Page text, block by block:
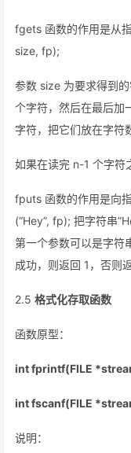
fgets 函数的作用是从
size, fp);
参数 size 为要求得到
个字符，然后在最后加
字符，把它们放在字符
如果在读完 n-1 个字符
fputs 函数的作用是向
(“Hey”, fp); 把字符串
第一个参数可以是字符
成功，则返回 1，否则
2.5 格式化存取函数
函数原型：
int fprintf(FILE
int fscanf(FILE
说明：